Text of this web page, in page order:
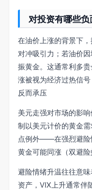
对投资有哪些负
在油价上涨的背景下
对冲吸引力；若油价
振黄金。这通常利多
涨被视为经济过热信
反而承压
美元走强对市场的影
制以美元计价的黄金
点例外——在强烈避险
黄金可能同涨（双避险
避险情绪升温往往意
资产，VIX上升通常伴